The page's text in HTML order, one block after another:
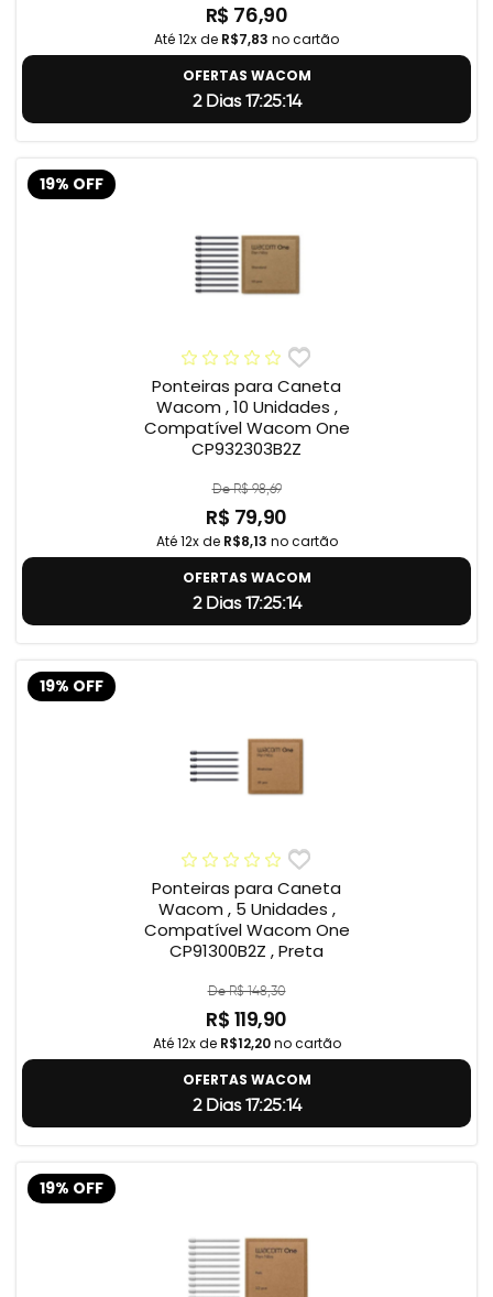
R$ 76,90
Até 12x de R$7,83 no cartão
OFERTAS WACOM
2 Dias 17:25:13
19% OFF
Ponteiras para Caneta
Wacom , 10 Unidades ,
Compatível Wacom One
CP932303B2Z
De R$ 98,69
R$ 79,90
Até 12x de R$8,13 no cartão
OFERTAS WACOM
2 Dias 17:25:13
19% OFF
Ponteiras para Caneta
Wacom , 5 Unidades ,
Compatível Wacom One
CP91300B2Z , Preta
De R$ 148,30
R$ 119,90
Até 12x de R$12,20no cartão
OFERTAS WACOM
2 Dias 17:25:13
19% OFF